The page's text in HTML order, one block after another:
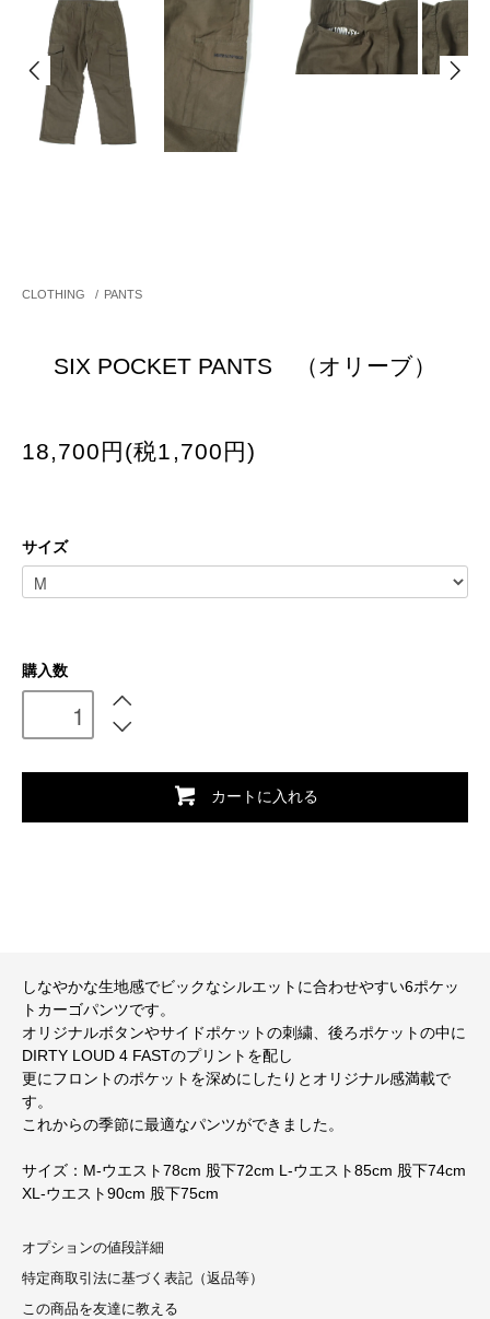
CLOTHING / PANTS
SIX POCKET PANTS （オリーブ）
18,700円(税1,700円)
サイズ
購入数
カートに入れる
しなやかな生地感でビックなシルエットに合わせやすい6ポケッ
トカーゴパンツです。
オリジナルボタンやサイドポケットの刺繍、後ろポケットの中に
DIRTY LOUD 4 FASTのプリントを配し
更にフロントのポケットを深めにしたりとオリジナル感満載で
す。
これからの季節に最適なパンツができました。
サイズ：M-ウエスト78cm 股下72cm L-ウエスト85cm 股下74cm
XL-ウエスト90cm 股下75cm
オプションの値段詳細
特定商取引法に基づく表記（返品等）
この商品を友達に教える